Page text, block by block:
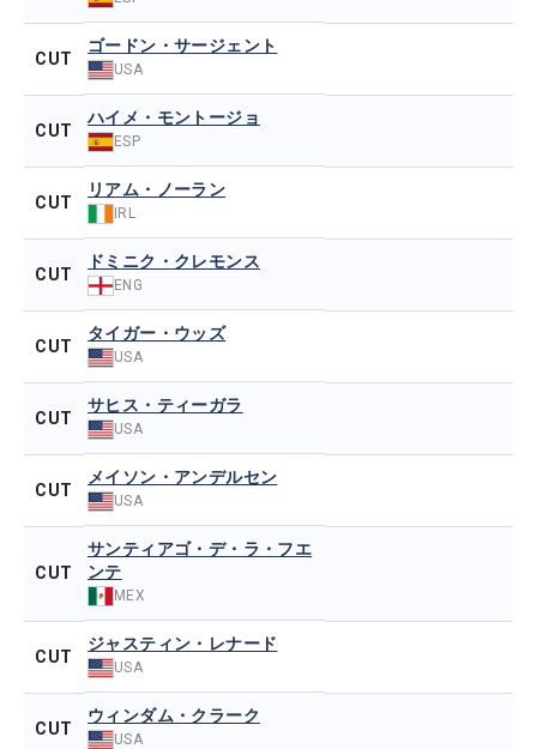
CUT
ゴードン・サージェント
USA
CUT
ハイメ・モントージョ
ESP
CUT
リアム・ノーラン
IRL
CUT
ドミニク・クレモンス
ENG
CUT
タイガー・ウッズ
USA
CUT
サヒス・ティーガラ
USA
CUT
メイソン・アンデルセン
USA
CUT
サンティアゴ・デ・ラ・フエ
ンテ
MEX
CUT
ジャスティン・レナード
USA
CUT
ウィンダム・クラーク
USA